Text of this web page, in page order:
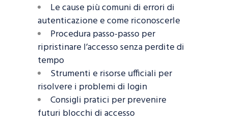
Le cause più comuni di errori di
autenticazione e come riconoscerle
Procedura passo-passo per
ripristinare l’accesso senza perdite di
tempo
Strumenti e risorse ufficiali per
risolvere i problemi di login
Consigli pratici per prevenire
futuri blocchi di accesso